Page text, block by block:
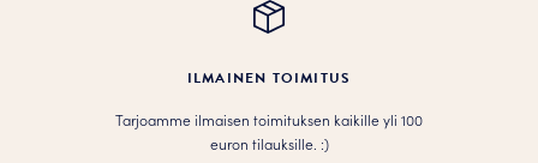
ILMAINEN TOIMITUS
Tarjoamme ilmaisen toimituksen kaikille yli 100
euron tilauksille. :­­)